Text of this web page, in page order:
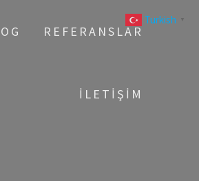
REFERANSLAR
İLETIŞIM
Turkish ▼